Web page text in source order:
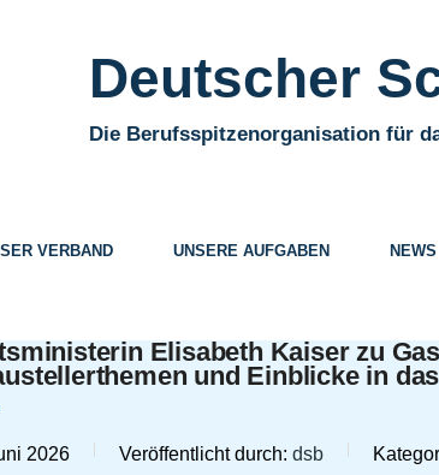
Deutscher
Die Berufsspitzenorganisation für
VERBAND UNSERE AUFGABEN NEWS
Elisabeth Kaiser zu
und Einblicke in
2026 Veröffentlicht durch: dsb